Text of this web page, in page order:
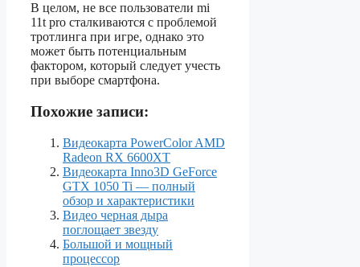
В целом, не все пользователи mi
11t pro сталкиваются с проблемой
тротлинга при игре, однако это
может быть потенциальным
фактором, который следует учесть
при выборе смартфона.
Похожие записи:
Видеокарта PowerColor AMD
Radeon RX 6600XT
Видеокарта Inno3D GeForce
GTX 1050 Ti — полный
обзор и характеристики
Видео черная дыра
поглощает звезду
Большой и мощный
процессор